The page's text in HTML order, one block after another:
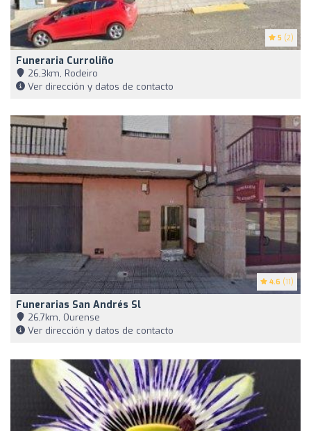
5 (2)
Funeraria Curroliño
26,3km, Rodeiro
Ver dirección y datos de contacto
4.6 (11)
Funerarias San Andrés Sl
26,7km, Ourense
Ver dirección y datos de contacto